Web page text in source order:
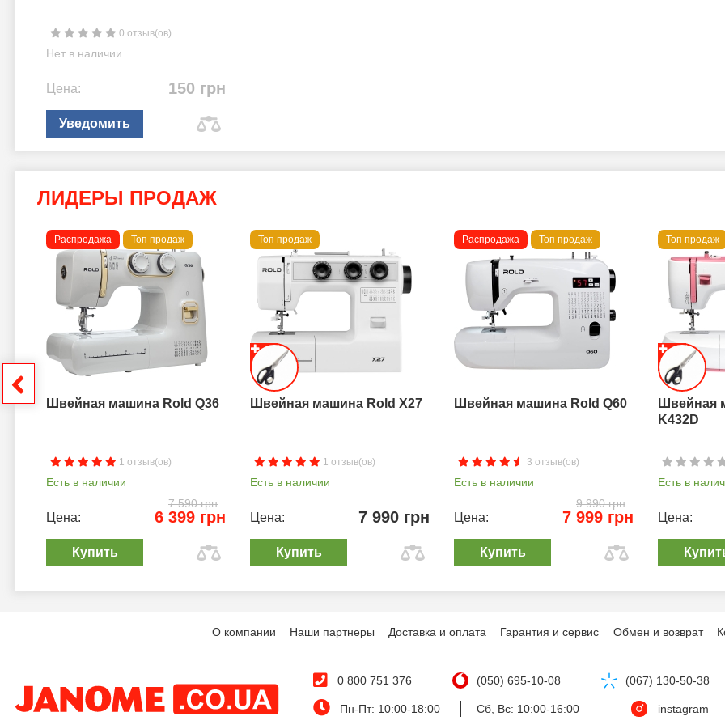
0 отзыв(ов)
Нет в наличии
Цена: 150 грн
Уведомить
ЛИДЕРЫ ПРОДАЖ
Распродажа Топ продаж
Швейная машина Rold Q36
1 отзыв(ов)
Есть в наличии
7 590 грн
Цена: 6 399 грн
Купить
Топ продаж
Швейная машина Rold X27
1 отзыв(ов)
Есть в наличии
Цена: 7 990 грн
Купить
Распродажа Топ продаж
Швейная машина Rold Q60
3 отзыв(ов)
Есть в наличии
9 990 грн
Цена: 7 999 грн
Купить
Топ продаж
Швейная
K432D
Есть в
Цена:
О компании Наши партнеры Доставка и оплата Гарантия и сервис Обмен и возврат
0 800 751 376 (050) 695-10-08 (067) 130-50-38
Пн-Пт: 10:00-18:00 Сб, Вс: 10:00-16:00 instagram